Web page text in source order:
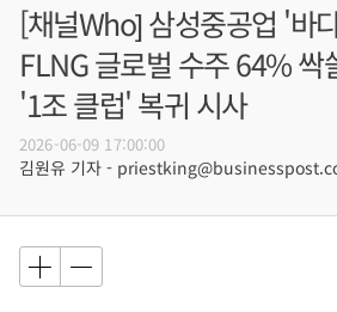
[채널Who] 삼성중공업 '바
FLNG 글로벌 수주 64% 싹
'1조 클럽' 복귀 시사
2026-06-09 17:00:00
김원유 기자 -